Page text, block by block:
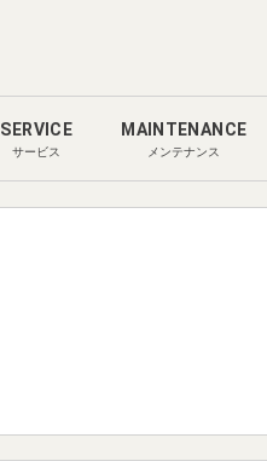
SERVICE
サービス
MAINTENANCE
メンテナンス